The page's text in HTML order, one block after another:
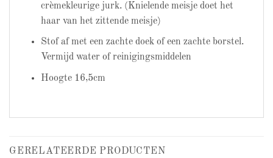
crèmekleurige jurk. (Knielende meisje doet het
haar van het zittende meisje)
Stof af met een zachte doek of een zachte borstel.
Vermijd water of reinigingsmiddelen
Hoogte 16,5cm
GERELATEERDE PRODUCTEN